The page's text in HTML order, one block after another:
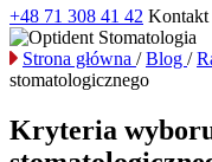
+48 71 308 41 42 Kontakt
Strona główna / Blog /
stomatologicznego
Kryteria